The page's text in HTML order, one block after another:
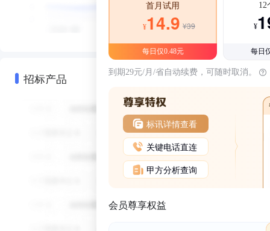
招标产品
首月试用
¥14.9 ¥39
每日仅0.48元
12
¥
每日
到期29元/月/省自动续费，可随时取消。
标讯详情查看
关键电话直连
甲方分析查询
会员尊享权益